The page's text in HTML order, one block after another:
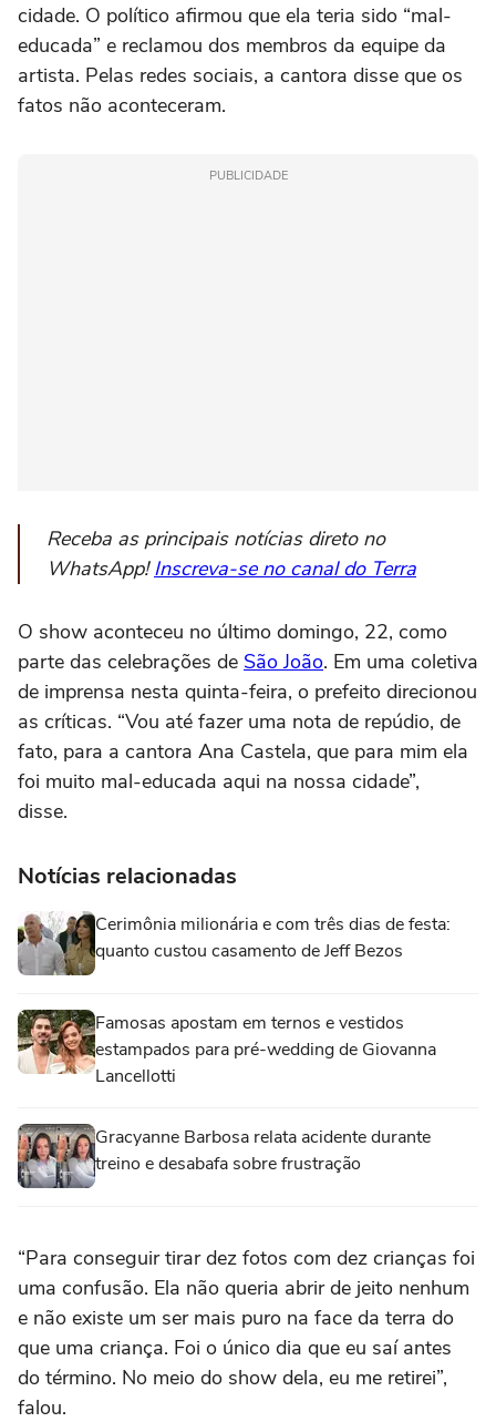
cidade. O político afirmou que ela teria sido “mal-
educada” e reclamou dos membros da equipe da
artista. Pelas redes sociais, a cantora disse que os
fatos não aconteceram.
PUBLICIDADE
Receba as principais notícias direto no
WhatsApp!Inscreva-se no canal do Terra
O show aconteceu no último domingo, 22, como
parte das celebrações de São João. Em uma coletiva
de imprensa nesta quinta-feira, o prefeito direcionou
as críticas. “Vou até fazer uma nota de repúdio, de
fato, para a cantora Ana Castela, que para mim ela
foi muito mal-educada aqui na nossa cidade”,
disse.
Notícias relacionadas
Cerimônia milionária e com três dias de festa:
quanto custou casamento de Jeff Bezos
Famosas apostam em ternos e vestidos
estampados para pré-wedding de Giovanna
Lancellotti
Gracyanne Barbosa relata acidente durante
treino e desabafa sobre frustração
“Para conseguir tirar dez fotos com dez crianças foi
uma confusão. Ela não queria abrir de jeito nenhum
e não existe um ser mais puro na face da terra do
que uma criança. Foi o único dia que eu saí antes
do término. No meio do show dela, eu me retirei”,
falou.